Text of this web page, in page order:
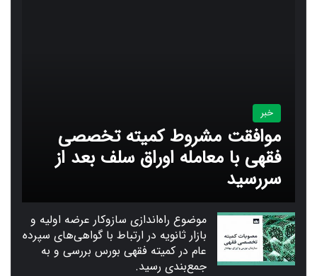
خبر
موافقت مشروط کمیته تخصصی
فقهی با معامله اوراق سلف بعد از
سررسید
موضوع راه‌اندازی سازوکار عرضه اولیه و
بازار ثانویه در ارتباط با گواهی‌های سپرده
عام در کمیته فقهی بورس بررسی و به
جمع‌بندی رسید.